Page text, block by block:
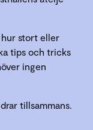
stort eller
tips och tricks
ingen
tillsammans.